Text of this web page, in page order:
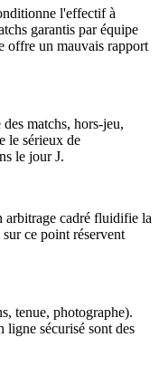
l'effectif à
garantis par équipe
offre un mauvais rapport
matchs, hors-jeu,
le sérieux de
le jour J.
arbitrage cadré fluidifie la
ce point réservent
tenue, photographe).
ligne sécurisé sont des